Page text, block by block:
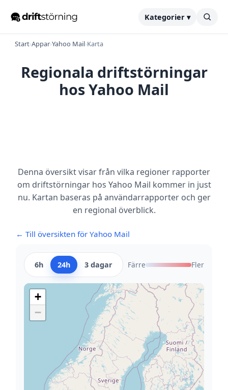
Kategorier ▾
Start›Appar›Yahoo Mail›Karta
Regionala driftstörningar
hos Yahoo Mail
Denna översikt visar från vilka regioner rapporter
om driftstörningar hos Yahoo Mail kommer in just
nu. Kartan baseras på användarrapporter och ger
en regional överblick.
← Till översikten för Yahoo Mail
6h 24h 3 dagar Färre Fler
+
−